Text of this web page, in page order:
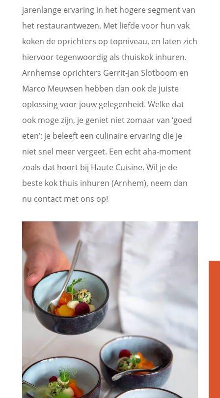
jarenlange ervaring in het hogere segment van
het restaurantwezen. Met liefde voor hun vak
koken de oprichters op topniveau, en laten zich
hiervoor tegenwoordig als thuiskok inhuren.
Arnhemse oprichters Gerrit-Jan Slotboom en
Marco Meuwsen hebben dan ook de juiste
oplossing voor jouw gelegenheid. Welke dat
ook moge zijn, je geniet niet zomaar van ‘goed
eten’: je beleeft een culinaire ervaring die je
niet snel meer vergeet. Een echt aha-moment
zoals dat hoort bij Haute Cuisine. Wil je de
beste kok thuis inhuren (Arnhem), neem dan
nu contact met ons op!